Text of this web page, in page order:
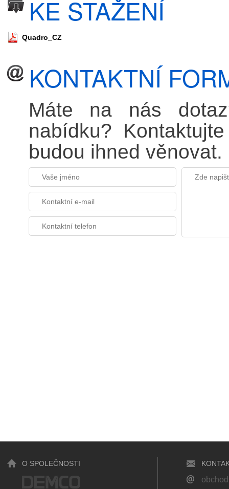
KE STAŽENÍ
Quadro_CZ
KONTAKTNÍ
Máte na nás
nabídku?
budou ihned věnovat.
O SPOLEČNOSTI